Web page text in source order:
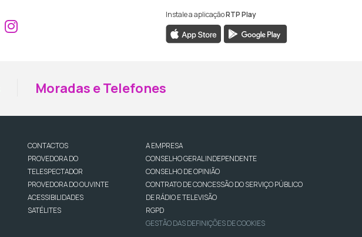
Aceder ao Facebook da RTP Madeira
Aceder ao Instagram da RTP Madeira
Instale a aplicaçãoRTP Play
Moradas e Telefones
CONTACTOS
PROVEDORA DO
TELESPECTADOR
PROVEDORA DO OUVINTE
ACESSIBILIDADES
SATÉLITES
A EMPRESA
CONSELHO GERAL INDEPENDENTE
CONSELHO DE OPINIÃO
CONTRATO DE CONCESSÃO DO SERVIÇO PÚBLICO
DE RÁDIO E TELEVISÃO
RGPD
GESTÃO DAS DEFINIÇÕES DE COOKIES